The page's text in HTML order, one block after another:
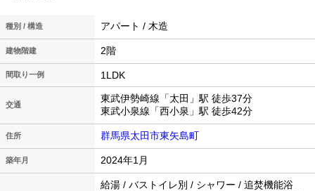
種別 / 構造 アパート / 木造
建物階建 2階
間取り一例 1LDK
交通
東武伊勢崎線「太田」駅 徒歩37分
東武小泉線「西小泉」駅 徒歩42分
住所 群馬県太田市東矢島町
築年月 2024年1月
給湯 / バストイレ別 / シャワー / 追焚機能浴